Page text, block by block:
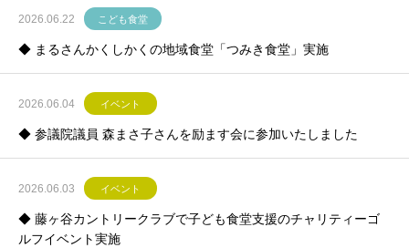
2026.06.22 こども食堂
◆ まるさんかくしかくの地域食堂「つみき食堂」実施
2026.06.04 イベント
◆ 参議院議員 森まさ子さんを励ます会に参加いたしました
2026.06.03 イベント
◆ 藤ヶ谷カントリークラブで子ども食堂支援のチャリティーゴ
ルフイベント実施